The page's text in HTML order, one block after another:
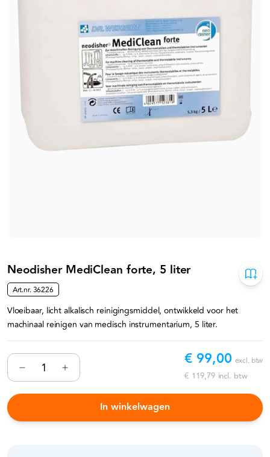
Neodisher MediClean forte, 5 liter
Art.nr.36226
Vloeibaar, licht alkalisch reinigingsmiddel, ontwikkeld voor het
machinaal reinigen van medisch instrumentarium, 5 liter.
€ 99,00 excl. btw
€ 119,79 incl. btw
In winkelwagen